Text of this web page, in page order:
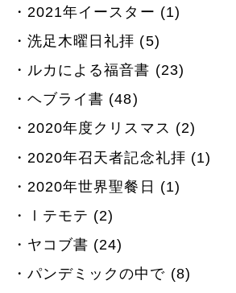
2021年イースター (1)
洗足木曜日礼拝 (5)
ルカによる福音書 (23)
ヘブライ書 (48)
2020年度クリスマス (2)
2020年召天者記念礼拝 (1)
2020年世界聖餐日 (1)
Ⅰテモテ (2)
ヤコブ書 (24)
パンデミックの中で (8)